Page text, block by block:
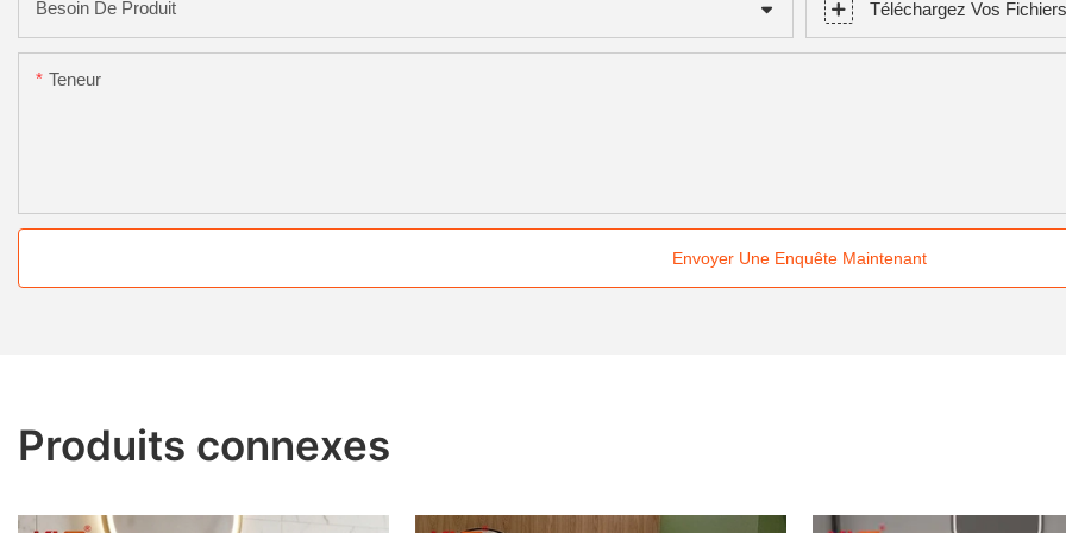
Besoin De Produit Téléchargez Vos Fichiers
Teneur
Envoyer Une Enquête Maintenant
Produits connexes